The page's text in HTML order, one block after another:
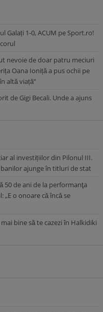
Galați 1-0, ACUM pe Sport.ro!
nevoie de doar patru meciuri
Oana Ioniță a pus ochii pe
altă viață”
de Gigi Becali. Unde a ajuns
al investițiilor din Pilonul III.
ajunge în titluri de stat
50 de ani de la performanţa
„E o onoare că încă se
bine să te cazezi în Halkidiki